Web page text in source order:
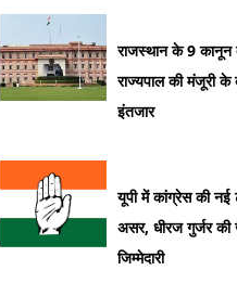
राजस्थान के 9 कानून
राज्यपाल की मंजूरी के
इंतजार
यूपी में कांग्रेस की नई
असर, धीरज गुर्जर
जिम्मेदारी